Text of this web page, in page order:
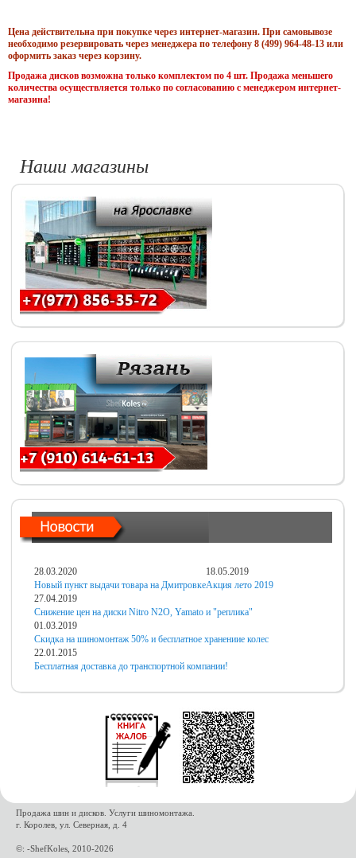
Цена действительна при покупке через интернет-магазин. При самовывозе
необходимо резервировать через менеджера по телефону 8 (499) 964-48-13 или
оформить заказ через корзину.
Продажа дисков возможна только комплектом по 4 шт. Продажа меньшего
количества осуществляется только по согласованию с менеджером интернет-
магазина!
Наши магазины
28.03.2020
Новый пункт выдачи товара на Дмитровке
18.05.2019
Акция лето 2019
27.04.2019
Снижение цен на диски Nitro N2O, Yamato и "реплика"
01.03.2019
Скидка на шиномонтаж 50% и бесплатное хранениие колес
22.01.2015
Бесплатная доставка до транспортной компании!
Продажа шин и дисков. Услуги шиномонтажа.
г. Королев, ул. Северная, д. 4
©: -ShefKoles, 2010-2026